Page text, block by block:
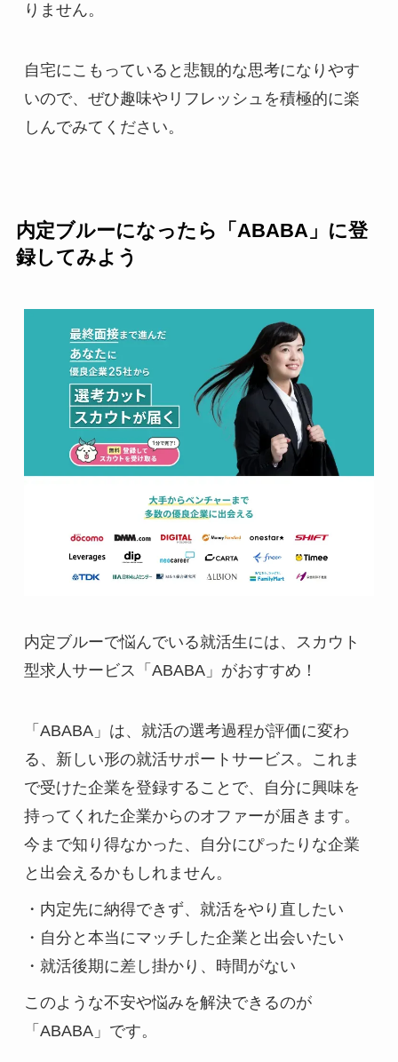
りません。
自宅にこもっていると悲観的な思考になりやす
いので、ぜひ趣味やリフレッシュを積極的に楽
しんでみてください。
内定ブルーになったら「ABABA」に登
録してみよう
内定ブルーで悩んでいる就活生には、スカウト
型求人サービス「ABABA」がおすすめ！
「ABABA」は、就活の選考過程が評価に変わ
る、新しい形の就活サポートサービス。これま
で受けた企業を登録することで、自分に興味を
持ってくれた企業からのオファーが届きます。
今まで知り得なかった、自分にぴったりな企業
と出会えるかもしれません。
・内定先に納得できず、就活をやり直したい
・自分と本当にマッチした企業と出会いたい
・就活後期に差し掛かり、時間がない
このような不安や悩みを解決できるのが
「ABABA」です。